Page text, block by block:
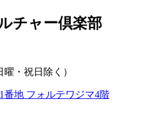
チャー倶楽部
・祝日除く）
番地 フォルテワジマ4階